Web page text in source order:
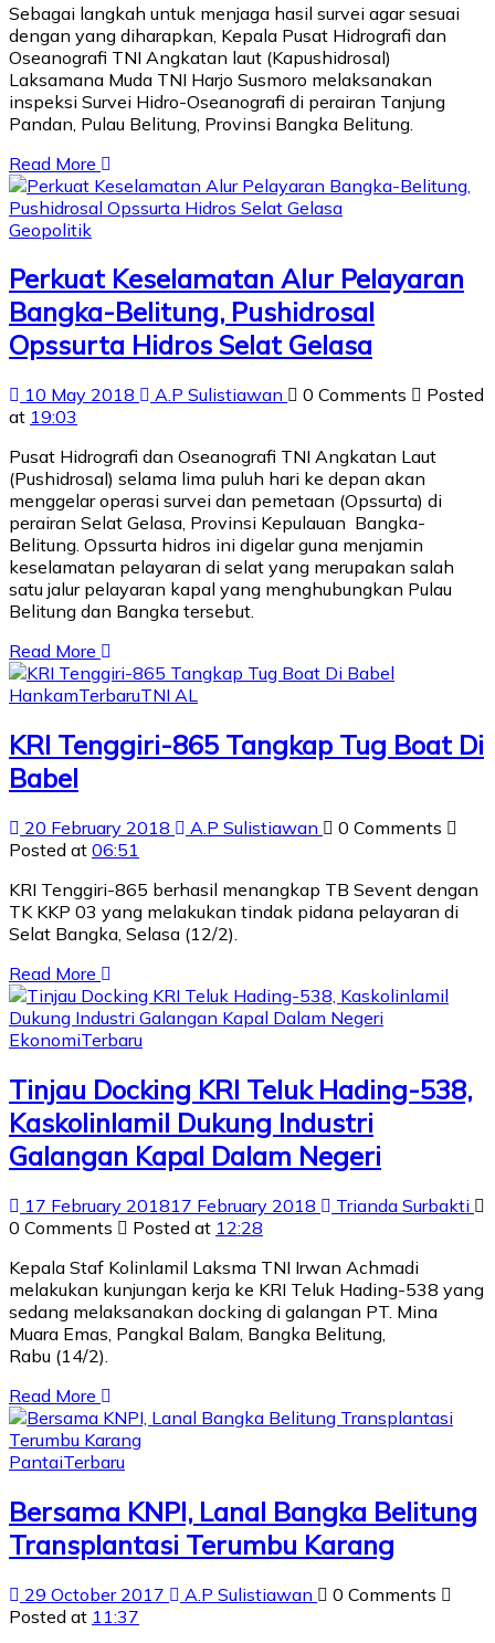
Sebagai langkah untuk menjaga hasil survei agar sesuai
dengan yang diharapkan, Kepala Pusat Hidrografi dan
Oseanografi TNI Angkatan laut (Kapushidrosal)
Laksamana Muda TNI Harjo Susmoro melaksanakan
inspeksi Survei Hidro-Oseanografi di perairan Tanjung
Pandan, Pulau Belitung, Provinsi Bangka Belitung.
Read More
Geopolitik
Perkuat Keselamatan Alur Pelayaran
Bangka-Belitung, Pushidrosal
Opssurta Hidros Selat Gelasa
10 May 2018 A.P Sulistiawan 0 Comments
Posted
at 19:03
Pusat Hidrografi dan Oseanografi TNI Angkatan Laut
(Pushidrosal) selama lima puluh hari ke depan akan
menggelar operasi survei dan pemetaan (Opssurta) di
perairan Selat Gelasa, Provinsi Kepulauan Bangka-
Belitung. Opssurta hidros ini digelar guna menjamin
keselamatan pelayaran di selat yang merupakan salah
satu jalur pelayaran kapal yang menghubungkan Pulau
Belitung dan Bangka tersebut.
Read More
HankamTerbaruTNI AL
KRI Tenggiri-865 Tangkap Tug Boat Di
Babel
20 February 2018 A.P Sulistiawan
0 Comments
Posted at 06:51
KRI Tenggiri-865 berhasil menangkap TB Sevent dengan
TK KKP 03 yang melakukan tindak pidana pelayaran di
Selat Bangka, Selasa (12/2).
Read More
EkonomiTerbaru
Tinjau Docking KRI Teluk Hading-538,
Kaskolinlamil Dukung Industri
Galangan Kapal Dalam Negeri
17 February 201817 February 2018
Trianda Surbakti
0 Comments
Posted at 12:28
Kepala Staf Kolinlamil Laksma TNI Irwan Achmadi
melakukan kunjungan kerja ke KRI Teluk Hading-538 yang
sedang melaksanakan docking di galangan PT. Mina
Muara Emas, Pangkal Balam, Bangka Belitung,
Rabu (14/2).
Read More
PantaiTerbaru
Bersama KNPI, Lanal Bangka Belitung
Transplantasi Terumbu Karang
29 October 2017 A.P Sulistiawan
0 Comments
Posted at 11:37